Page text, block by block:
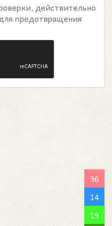
действительно
предотвращения
36
14
19